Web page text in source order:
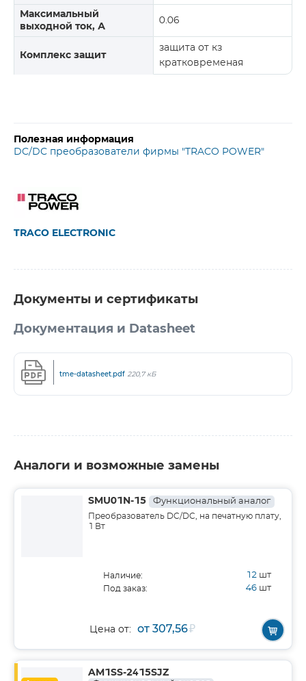
Максимальный
выходной ток, А
0.06
Комплекс защит
защита от кз
кратковременая
Полезная информация
DC/DC преобразователи фирмы "TRACO POWER"
TRACO ELECTRONIC
Документы и сертификаты
Документация и Datasheet
tme-datasheet.pdf 220,7 кБ
Аналоги и возможные замены
SMU01N-15 Функциональный аналог
Преобразователь DC/DC, на печатную плату,
1 Вт
Наличие: 12 шт
Под заказ: 46 шт
Цена от: от 307,56₽
AM1SS-2415SJZ